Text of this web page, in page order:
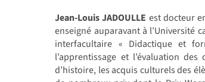
Jean-Louis JADOULLE est docteur
enseigné auparavant à l’Université
interfacultaire « Didactique et
l’apprentissage et l’évaluation
d’histoire, les acquis culturels des